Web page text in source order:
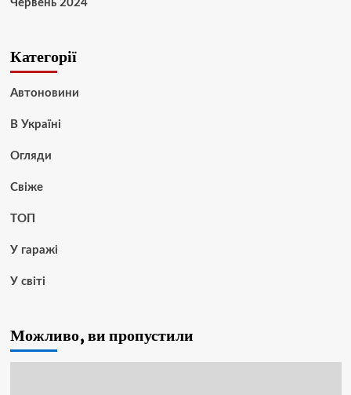
Червень 2024
Категорії
Автоновини
В Україні
Огляди
Свіже
ТОП
У гаражі
У світі
Можливо, ви пропустили